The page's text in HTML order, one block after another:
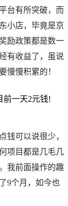
台有所突破，而
小店，毕竟是京
励政策都是数一
有收益了，虽说
慢慢积累的！
钱可以说很少，
项目都是几毛几
我前面操作的趣
9个月，如今也